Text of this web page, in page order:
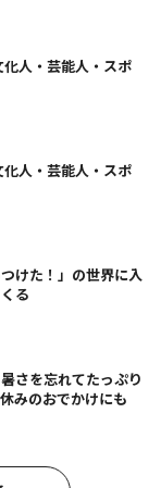
人・芸能人・スポ
人・芸能人・スポ
けた！」の世界に入
る
さを忘れてたっぷり
みのおでかけにも